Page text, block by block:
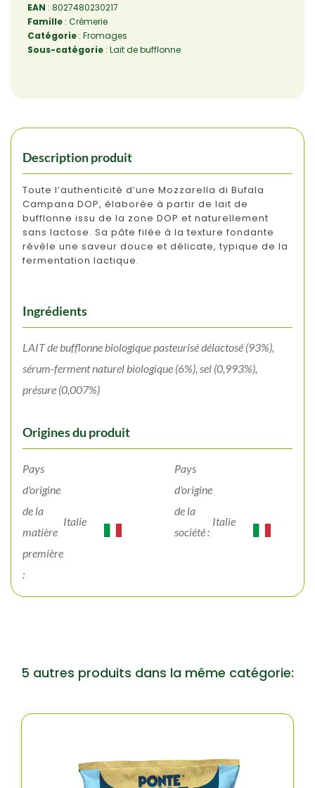
EAN : 8027480230217
Famille : Crèmerie
Catégorie : Fromages
Sous-catégorie : Lait de bufflonne
Description produit
Toute l’authenticité d’une Mozzarella di Bufala
Campana DOP, élaborée à partir de lait de
bufflonne issu de la zone DOP et naturellement
sans lactose. Sa pâte filée à la texture fondante
révèle une saveur douce et délicate, typique de la
fermentation lactique.
Ingrédients
LAIT de bufflonne biologique pasteurisé délactosé (93%),
sérum-ferment naturel biologique (6%), sel (0,993%),
présure (0,007%)
Origines du produit
Pays
d'origine
de la
matière
première
:
Italie
Pays
d'origine
de la
société :
Italie
5 autres produits dans la même catégorie: